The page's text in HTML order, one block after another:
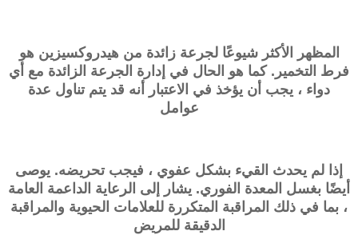
المظهر الأكثر شيوعًا لجرعة زائدة من هيدروكسيزين هو
فرط التخمير. كما هو الحال في إدارة الجرعة الزائدة مع أي
دواء ، يجب أن يؤخذ في الاعتبار أنه قد يتم تناول عدة
عوامل
إذا لم يحدث القيء بشكل عفوي ، فيجب تحريضه. يوصى
أيضًا بغسل المعدة الفوري. يشار إلى الرعاية الداعمة العامة
، بما في ذلك المراقبة المتكررة للعلامات الحيوية والمراقبة
الدقيقة للمريض